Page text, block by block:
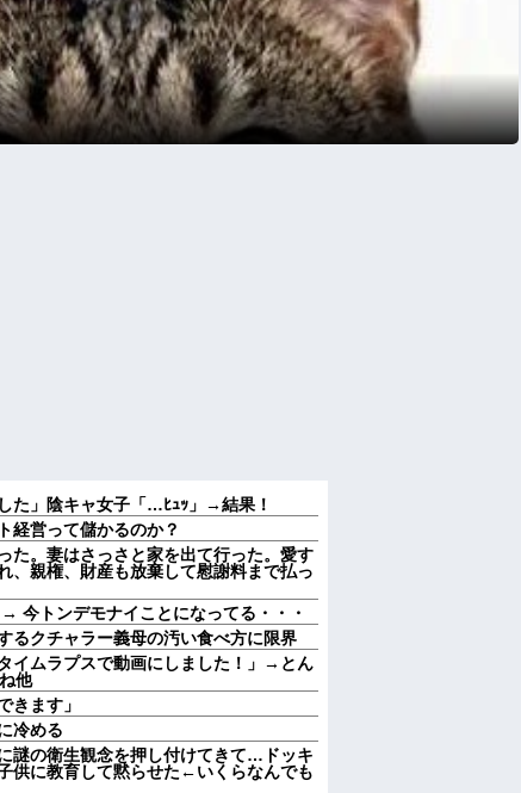
た」陰キャ女子「…ﾋｭｯ」→結果！
経営って儲かるのか？
た。妻はさっさと家を出て行った。愛す
、親権、財産も放棄して慰謝料まで払っ
今トンデモナイことになってる・・・
るクチャラー義母の汚い食べ方に限界
イムラプスで動画にしました！」→とん
他
きます」
冷める
謎の衛生観念を押し付けてきて…ドッキ
供に教育して黙らせた←いくらなんでも